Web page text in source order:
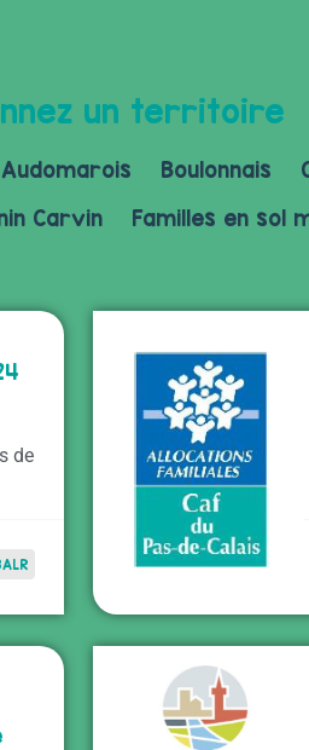
un territoire
Audomarois Boulonnais
Carvin Familles en sol
de